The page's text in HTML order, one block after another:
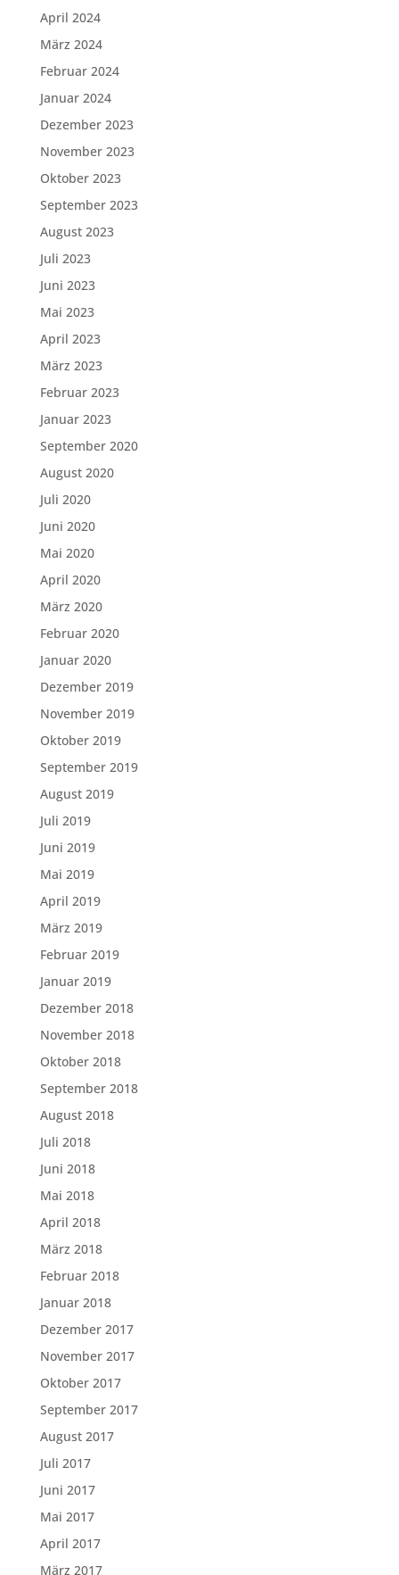
April 2024
März 2024
Februar 2024
Januar 2024
Dezember 2023
November 2023
Oktober 2023
September 2023
August 2023
Juli 2023
Juni 2023
Mai 2023
April 2023
März 2023
Februar 2023
Januar 2023
September 2020
August 2020
Juli 2020
Juni 2020
Mai 2020
April 2020
März 2020
Februar 2020
Januar 2020
Dezember 2019
November 2019
Oktober 2019
September 2019
August 2019
Juli 2019
Juni 2019
Mai 2019
April 2019
März 2019
Februar 2019
Januar 2019
Dezember 2018
November 2018
Oktober 2018
September 2018
August 2018
Juli 2018
Juni 2018
Mai 2018
April 2018
März 2018
Februar 2018
Januar 2018
Dezember 2017
November 2017
Oktober 2017
September 2017
August 2017
Juli 2017
Juni 2017
Mai 2017
April 2017
März 2017